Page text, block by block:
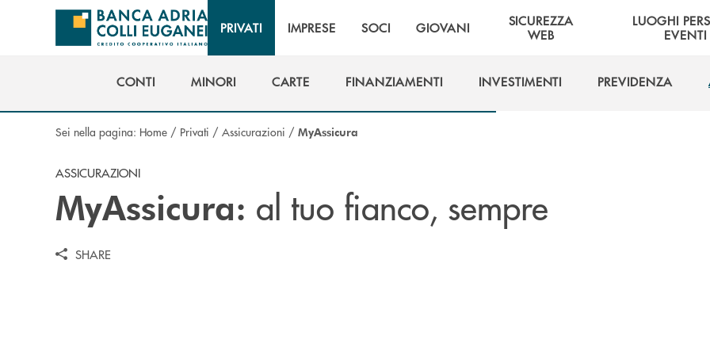
Salta al contenuto principale
PRIVATI IMPRESE SOCI GIOVANI
SICUREZZA
WEB
LUOGHI
EVENTI
CONTI
MINORI
CARTE
FINANZIAMENTI
INVESTIMENTI
PREVIDENZA
Sei nella pagina: Home / Privati / Assicurazioni / MyAssicura
ASSICURAZIONI
MyAssicura: al tuo fianco, sempre
SHARE